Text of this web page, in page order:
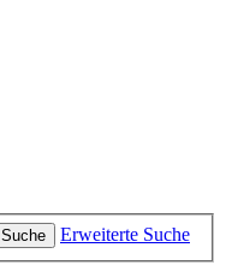
Suche Erweiterte Suche